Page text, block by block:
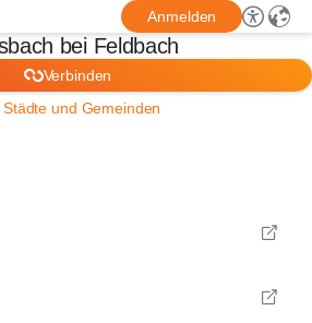
Anmelden
bei Feldbach
Verbinden
Städte und Gemeinden